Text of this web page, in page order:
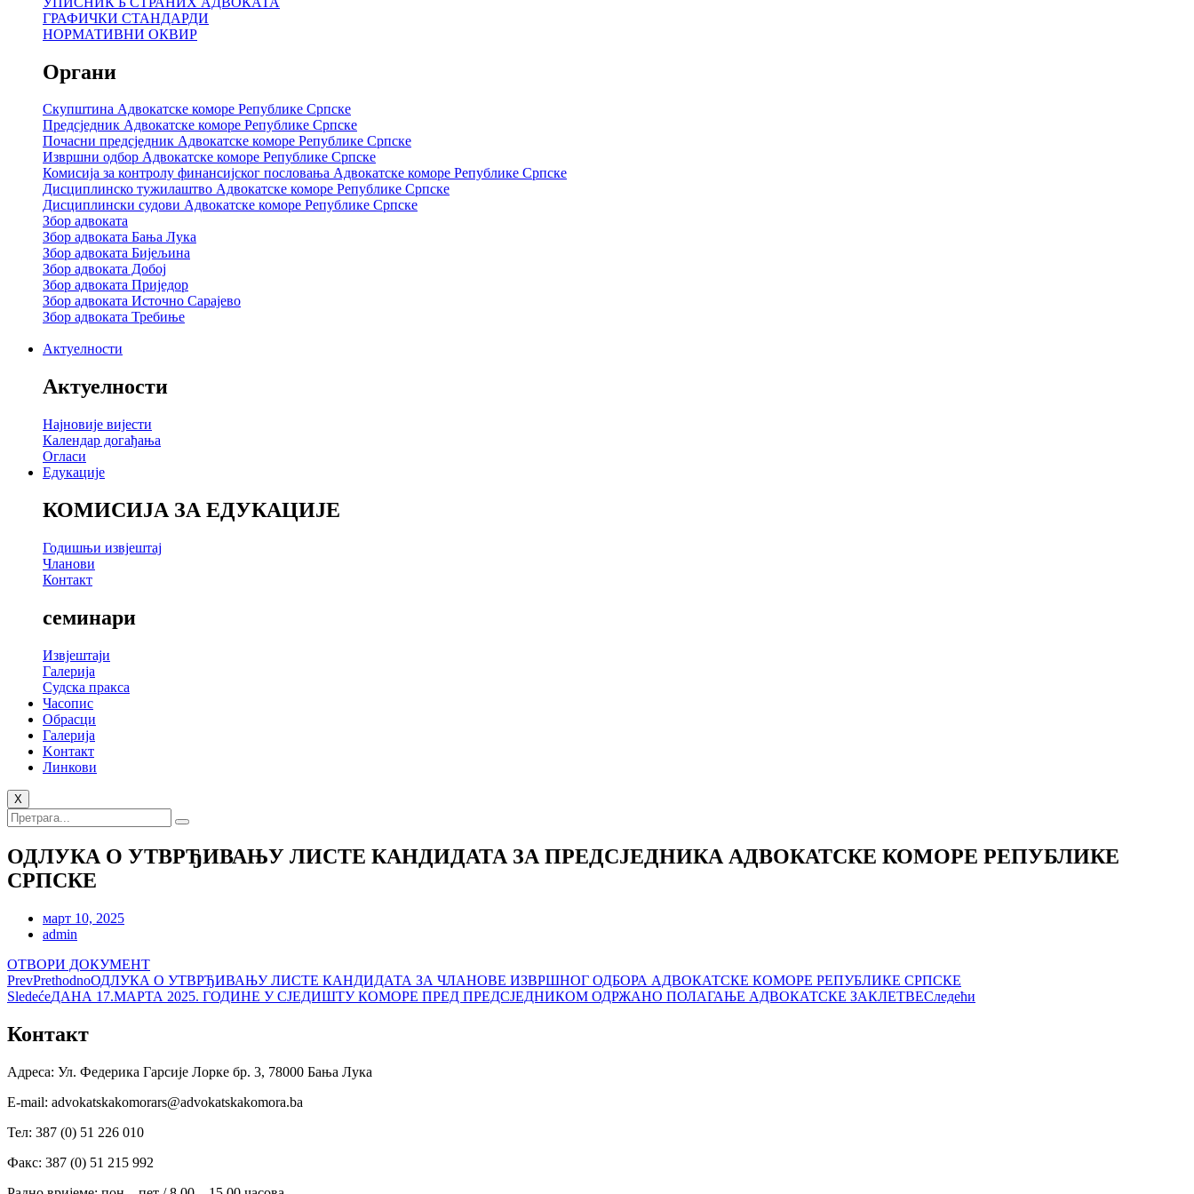
ГРАФИЧКИ СТАНДАРДИ
НОРМАТИВНИ ОКВИР
Органи
Скупштина Адвокатске коморе Републике Српске
Предсједник Адвокатске коморе Републике Српске
Почасни предсједник Адвокатске коморе Републике Српске
Извршни одбор Адвокатске коморе Републике Српске
Комисија за контролу финансијског пословања Адвокатске коморе Републике Српске
Дисциплинско тужилаштво Адвокатске коморе Републике Српске
Дисциплински судови Адвокатске коморе Републике Српске
Збор адвоката
Збор адвоката Бања Лука
Збор адвоката Бијељина
Збор адвоката Добој
Збор адвоката Приједор
Збор адвоката Источно Сарајево
Збор адвоката Требиње
Актуелности
Актуелности
Најновије вијести
Календар догађања
Огласи
Едукације
КОМИСИЈА ЗА ЕДУКАЦИЈЕ
Годишњи извјештај
Чланови
Контакт
семинари
Извјештаји
Галерија
Судска пракса
Часопис
Обрасци
Галерија
Kонтакт
Линкови
X
ОДЛУКА О УТВРЂИВАЊУ ЛИСТЕ КАНДИДАТА ЗА ПРЕДСЈЕДНИКА АДВОКАТСКЕ КОМОРЕ РЕПУБЛИКЕ
СРПСКЕ
март 10, 2025
admin
ОТВОРИ ДОКУМЕНТ
PrevPrethodnoОДЛУКА О УТВРЂИВАЊУ ЛИСТЕ КАНДИДАТА ЗА ЧЛАНОВЕ ИЗВРШНОГ ОДБОРА АДВОКАТСКЕ КОМОРЕ РЕПУБЛИКЕ СРПСКЕ
SledećeДАНА 17.МАРТА 2025. ГОДИНЕ У СЈЕДИШТУ КОМОРЕ ПРЕД ПРЕДСЈЕДНИКОМ ОДРЖАНО ПОЛАГАЊЕ АДВОКАТСКЕ ЗАКЛЕТВЕСледећи
Контакт
Адреса: Ул. Федерика Гарсије Лорке бр. 3, 78000 Бања Лука
Е-mail: advokatskakomorars@advokatskakomora.ba
Тел: 387 (0) 51 226 010
Факс: 387 (0) 51 215 992